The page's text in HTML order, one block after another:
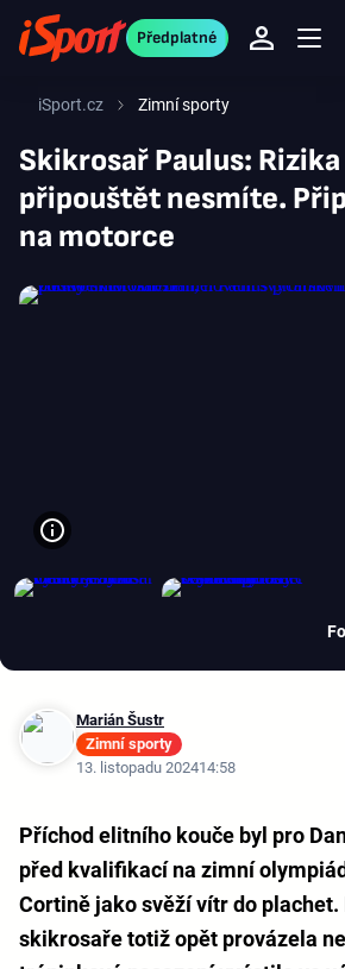
Předplatné
iSport.cz Zimní sporty
Skikrosař Paulus:
připouštět nesmíte.
na motorce
Marián Šustr
Zimní sporty
13. listopadu 202414:58
Příchod elitního kouče byl pro
před kvalifikací na zimní
Cortině jako svěží vítr do
skikrosaře totiž opět provázela